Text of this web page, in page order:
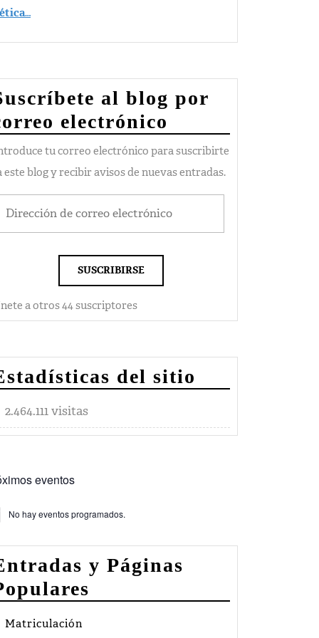
…
al blog por
electrónico
tu correo electrónico para suscribirte
este blog y recibir avisos de nuevas entradas.
SUSCRIBIRSE
a otros 44 suscriptores
del sitio
2.464.111 visitas
eventos
No hay eventos programados.
y Páginas
Matriculación